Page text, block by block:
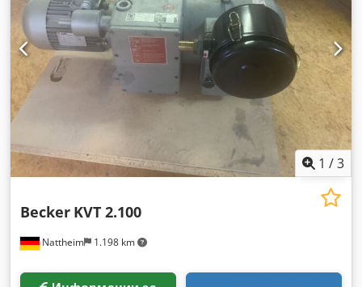
1 /3
Nattheim 1.198 km
Becker KVT 2.100